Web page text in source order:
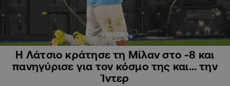
ΑΘΛΗΤΙΚΑ
Η Λάτσιο κράτησε τη Μίλαν στο -8 και
πανηγύρισε για τον κόσμο της και… την
Ίντερ